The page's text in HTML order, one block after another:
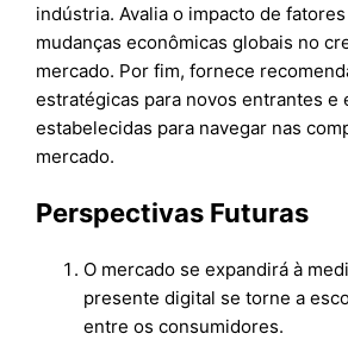
indústria. Avalia o impacto de
mudanças econômicas globais no
mercado. Por fim, fornece
estratégicas para novos entrantes e
estabelecidas para navegar nas
mercado.
Perspectivas Futuras
O mercado se expandirá à
presente digital se torne a
entre os consumidores.